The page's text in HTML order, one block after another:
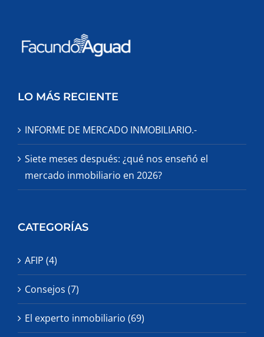
LO MÁS RECIENTE
INFORME DE MERCADO INMOBILIARIO.-
Siete meses después: ¿qué nos enseñó el
mercado inmobiliario en 2026?
CATEGORÍAS
AFIP (4)
Consejos (7)
El experto inmobiliario (69)